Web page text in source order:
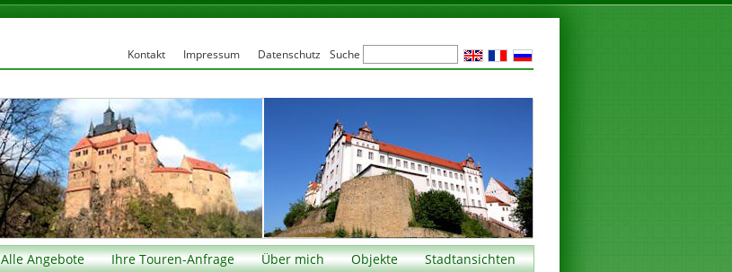
Alle Angebote Ihre Touren-Anfrage Über mich Objekte
Stadtansichten
Kontakt Impressum Datenschutz Suche